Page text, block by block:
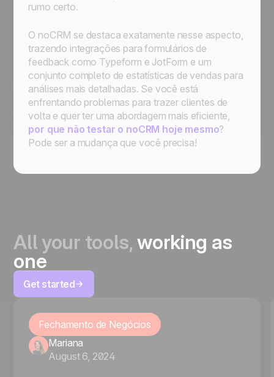
rumo certo.
O noCRM se destaca exatamente nesse aspecto,
trazendo integrações para formulários de
feedback como Typeform e JotForm e um
conjunto completo de estatísticas de vendas para
análises mais detalhadas. Se você está
enfrentando problemas para trazer clientes de
volta e quer ter uma abordagem mais eficiente,
por que não testar o noCRM hoje mesmo?
Pode ser a mudança que você precisa!
All your tools,working as
one
Get started
Fechamento de Negócios
Mariana
August 6, 2024